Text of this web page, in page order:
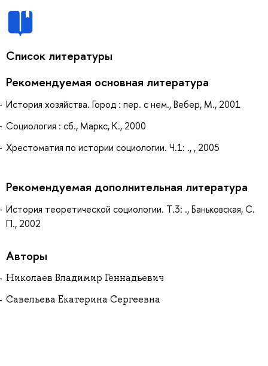
Список литературы
Рекомендуемая основная литература
История хозяйства. Город : пер. с нем., Вебер, М., 2001
Социология : сб., Маркс, К., 2000
Хрестоматия по истории социологии. Ч.1: ., , 2005
Рекомендуемая дополнительная литература
История теоретической социологии. Т.3: ., Баньковская, С.
П., 2002
Авторы
Николаев Владимир Геннадьевич
Савельева Екатерина Сергеевна